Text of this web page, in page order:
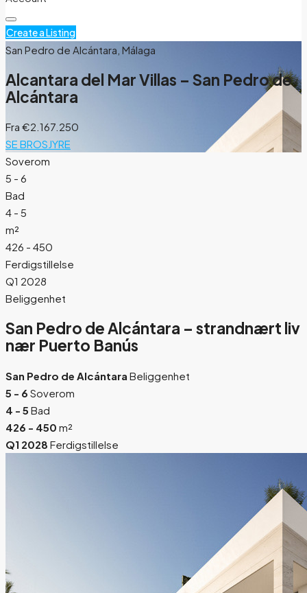
Create a Listing
San Pedro de Alcántara, Málaga
Alcantara del Mar Villas – San Pedro de
Alcántara
Fra €2.167.250
SE BROSJYRE
Soverom
5 - 6
Bad
4 - 5
m²
426 - 450
Ferdigstillelse
Q1 2028
Beliggenhet
San Pedro de Alcántara – strandnært liv
nær Puerto Banús
San Pedro de Alcántara Beliggenhet
5 - 6 Soverom
4 - 5 Bad
426 - 450 m²
Q1 2028 Ferdigstillelse